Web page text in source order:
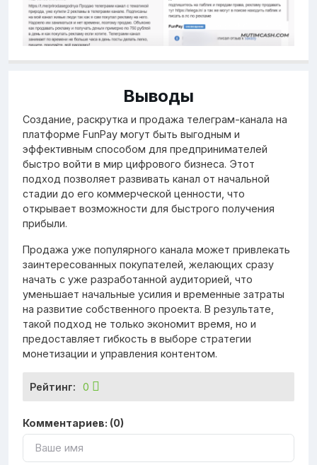
Выводы
Создание, раскрутка и продажа телеграм-канала на
платформе FunPay могут быть выгодным и
эффективным способом для предпринимателей
быстро войти в мир цифрового бизнеса. Этот
подход позволяет развивать канал от начальной
стадии до его коммерческой ценности, что
открывает возможности для быстрого получения
прибыли.
Продажа уже популярного канала может привлекать
заинтересованных покупателей, желающих сразу
начать с уже разработанной аудиторией, что
уменьшает начальные усилия и временные затраты
на развитие собственного проекта. В результате,
такой подход не только экономит время, но и
предоставляет гибкость в выборе стратегии
монетизации и управления контентом.
Рейтинг: 0
Комментариев: (0)